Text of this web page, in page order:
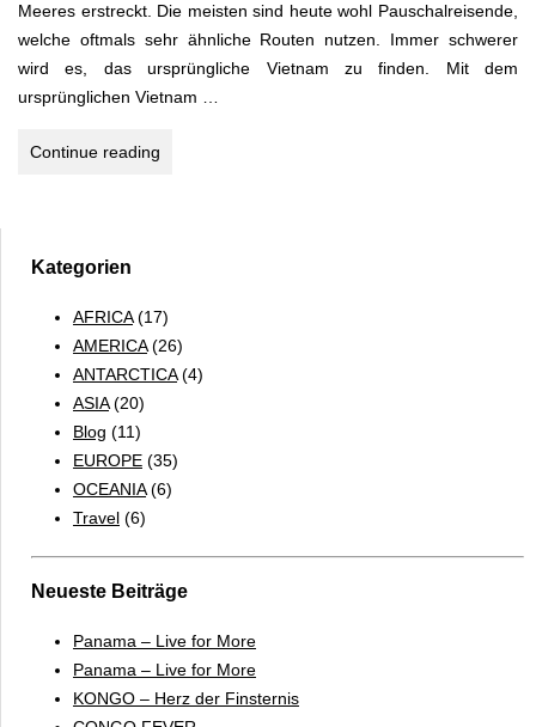
Meeres erstreckt. Die meisten sind heute wohl Pauschalreisende,
welche oftmals sehr ähnliche Routen nutzen. Immer schwerer
wird es, das ursprüngliche Vietnam zu finden. Mit dem
ursprünglichen Vietnam …
Continue reading
Kategorien
AFRICA(17)
AMERICA(26)
ANTARCTICA(4)
ASIA(20)
Blog (11)
EUROPE (35)
OCEANIA(6)
Travel (6)
Neueste Beiträge
Panama – Live for More
Panama – Live for More
KONGO – Herz der Finsternis